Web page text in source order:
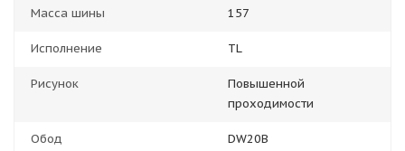
Масса шины 157
Исполнение TL
Рисунок
Повышенной
проходимости
Обод DW20B